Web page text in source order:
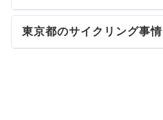
東京都のサイクリング事情